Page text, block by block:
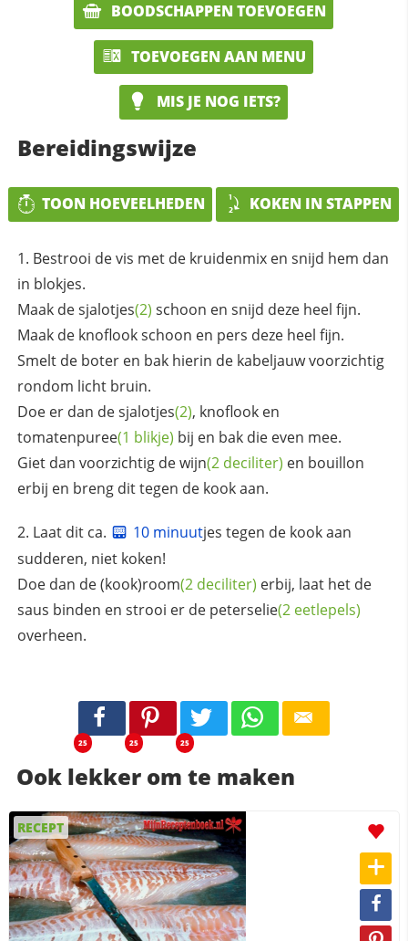
BOODSCHAPPEN TOEVOEGEN
TOEVOEGEN AAN MENU
MIS JE NOG IETS?
Bereidingswijze
TOON HOEVEELHEDEN KOKEN IN STAPPEN
Bestrooi de vis met de kruidenmix en snijd hem dan
in blokjes.
Maak desjalotjes(2) schoon en snijd deze heel fijn.
Maak de knoflook schoon en pers deze heel fijn.
Smelt de boter en bak hierin de kabeljauw voorzichtig
rondom licht bruin.
Doe er dan desjalotjes(2), knoflook en
tomatenpuree(1 blikje) bij en bak die even mee.
Giet dan voorzichtig dewijn(2 deciliter) en bouillon
erbij en breng dit tegen de kook aan.
Laat dit ca. 10 minuutjes tegen de kook aan
sudderen, niet koken!
Doe dan de (kook)room(2 deciliter) erbij, laat het de
saus binden en strooi er de peterselie(2 eetlepels)
overheen.
25 25 25
Ook lekker om te maken
RECEPT